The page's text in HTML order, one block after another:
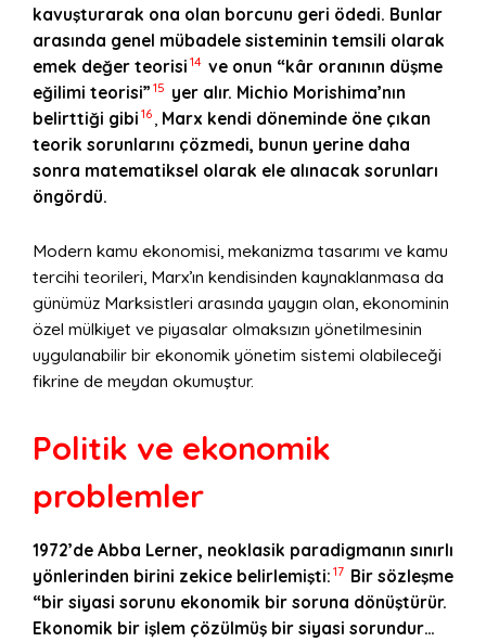
kavuşturarak ona olan borcunu geri ödedi. Bunlar
arasında genel mübadele sisteminin temsili olarak
emek değer teorisi 14 ve onun “kâr oranının düşme
eğilimi teorisi” 15 yer alır. Michio Morishima’nın
belirttiği gibi 16
Marx kendi döneminde öne çıkan
teorik sorunlarını çözmedi, bunun yerine daha
sonra matematiksel olarak ele alınacak sorunları
öngördü.
Modern kamu ekonomisi, mekanizma tasarımı ve kamu
tercihi teorileri, Marx’ın kendisinden kaynaklanmasa da
günümüz Marksistleri arasında yaygın olan, ekonominin
özel mülkiyet ve piyasalar olmaksızın yönetilmesinin
uygulanabilir bir ekonomik yönetim sistemi olabileceği
fikrine de meydan okumuştur.
Politik ve ekonomik
problemler
1972’de Abba Lerner, neoklasik paradigmanın sınırlı
yönlerinden birini zekice belirlemişti: 17 Bir sözleşme
“bir siyasi sorunu ekonomik bir soruna dönüştürür.
Ekonomik bir işlem çözülmüş bir siyasi sorundur…